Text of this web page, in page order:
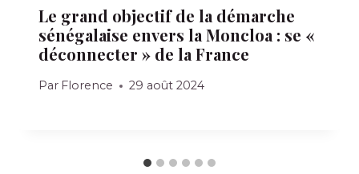
Le grand objectif de la démarche
sénégalaise envers la Moncloa : se «
déconnecter » de la France
Par Florence 29 août 2024